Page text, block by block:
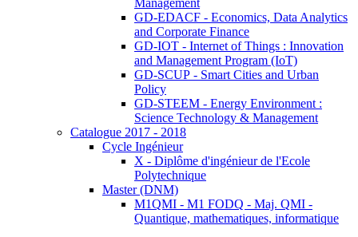
Management
GD-EDACF - Economics, Data Analytics
and Corporate Finance
GD-IOT - Internet of Things : Innovation
and Management Program (IoT)
GD-SCUP - Smart Cities and Urban
Policy
GD-STEEM - Energy Environment :
Science Technology & Management
Catalogue 2017 - 2018
Cycle Ingénieur
X - Diplôme d'ingénieur de l'Ecole
Polytechnique
Master (DNM)
M1QMI - M1 FODQ - Maj. QMI -
Quantique, mathematiques, informatique